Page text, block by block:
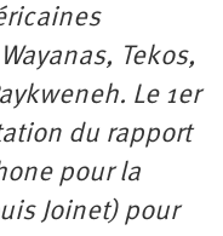
Tekos,
Le 1er
du rapport
pour la
Joinet) pour